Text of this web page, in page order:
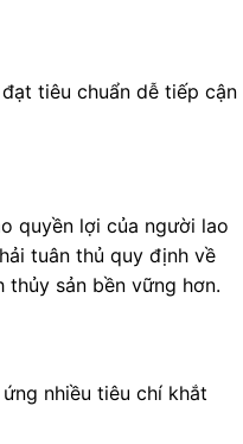
tiêu chuẩn dễ tiếp cận
quyền lợi của người lao
tuân thủ quy định về
sản bền vững hơn.
nhiều tiêu chí khắt